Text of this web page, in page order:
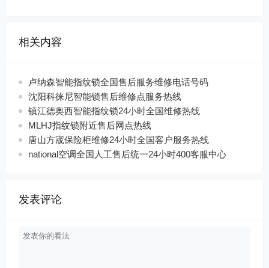
相关内容
卢纳森智能指纹锁全国售后服务维修电话号码
沈阳科徕尼智能锁售后维修点服务热线
镇江德奥西智能指纹锁24小时全国维修热线
MLHJ指纹锁附近售后网点热线
唐山方宬保险柜维修24小时全国客户服务热线
national空调全国人工售后统一24小时400客服中心
发表评论